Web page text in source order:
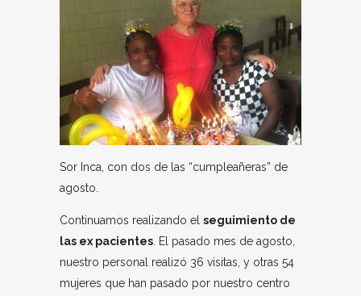
Sor Inca, con dos de las “cumpleañeras” de
agosto.
Continuamos realizando el seguimiento de
las ex pacientes . El pasado mes de agosto,
nuestro personal realizó 36 visitas, y otras 54
mujeres que han pasado por nuestro centro